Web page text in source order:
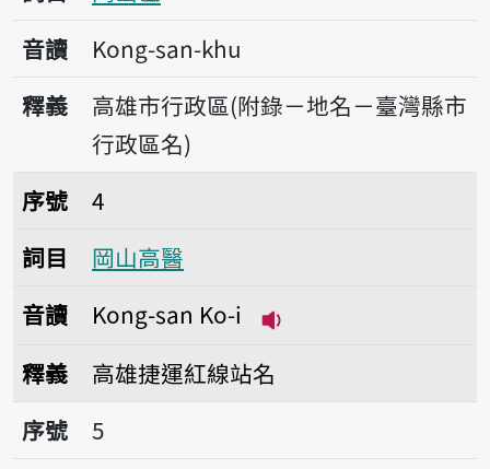
音讀
Kong-san-khu
釋義
高雄市行政區(附錄－地名－臺灣縣市
行政區名)
序號4岡山高醫
序號
4
詞目
岡山高醫
音讀
Kong-san Ko-i
釋義
高雄捷運紅線站名
序號5岡山車站
序號
5